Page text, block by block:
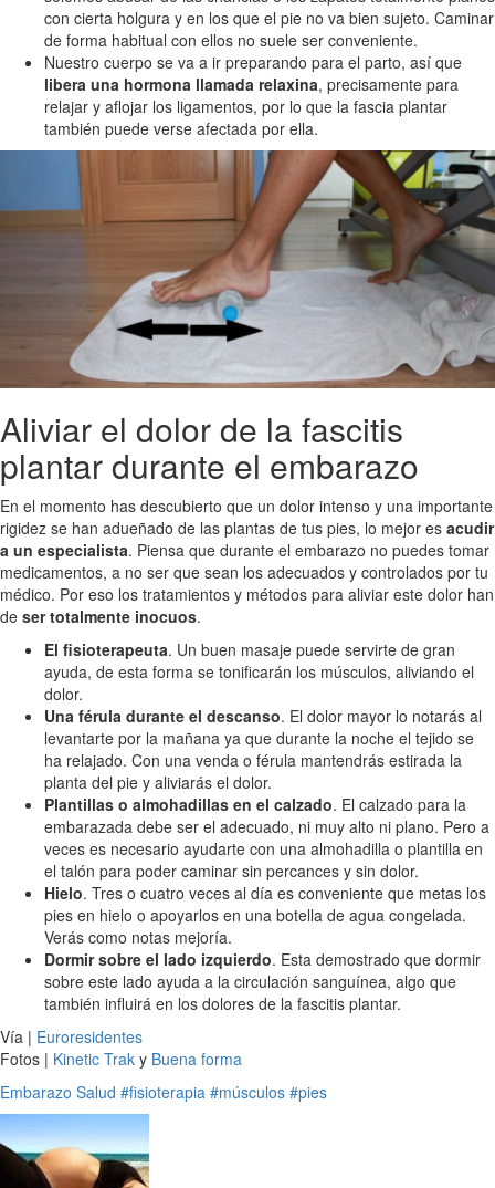
con cierta holgura y en los que el pie no va bien sujeto. Caminar
de forma habitual con ellos no suele ser conveniente.
Nuestro cuerpo se va a ir preparando para el parto, así que
libera una hormona llamada relaxina, precisamente para
relajar y aflojar los ligamentos, por lo que la fascia plantar
también puede verse afectada por ella.
Aliviar el dolor de la fascitis
plantar durante el embarazo
En el momento has descubierto que un dolor intenso y una importante
rigidez se han adueñado de las plantas de tus pies, lo mejor es acudir
a un especialista. Piensa que durante el embarazo no puedes tomar
medicamentos, a no ser que sean los adecuados y controlados por tu
médico. Por eso los tratamientos y métodos para aliviar este dolor han
de ser totalmente inocuos.
El fisioterapeuta. Un buen masaje puede servirte de gran
ayuda, de esta forma se tonificarán los músculos, aliviando el
dolor.
Una férula durante el descanso. El dolor mayor lo notarás al
levantarte por la mañana ya que durante la noche el tejido se
ha relajado. Con una venda o férula mantendrás estirada la
planta del pie y aliviarás el dolor.
Plantillas o almohadillas en el calzado. El calzado para la
embarazada debe ser el adecuado, ni muy alto ni plano. Pero a
veces es necesario ayudarte con una almohadilla o plantilla en
el talón para poder caminar sin percances y sin dolor.
Hielo. Tres o cuatro veces al día es conveniente que metas los
pies en hielo o apoyarlos en una botella de agua congelada.
Verás como notas mejoría.
Dormir sobre el lado izquierdo. Esta demostrado que dormir
sobre este lado ayuda a la circulación sanguínea, algo que
también influirá en los dolores de la fascitis plantar.
Vía | Euroresidentes
Fotos | Kinetic Trak y Buena forma
Embarazo Salud #fisioterapia #músculos #pies